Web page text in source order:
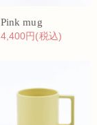
Pink mug
4,400円(税込)